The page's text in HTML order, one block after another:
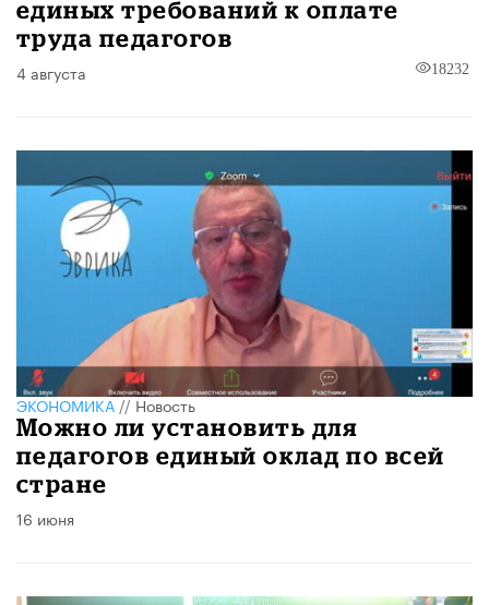
единых требований к оплате
труда педагогов
4 августа 18232
ЭКОНОМИКА//Новость
Можно ли установить для
педагогов единый оклад по всей
стране
16 июня